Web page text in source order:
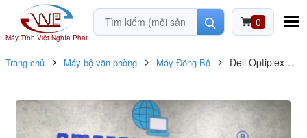
Máy Tính Việt Nghĩa Phát
0
Trang chủ Máy bộ văn phòng Máy Đồng Bộ
Dell Optiplex
mạnh